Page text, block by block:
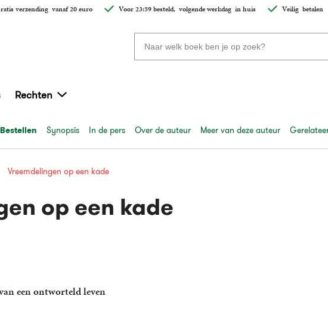
verzendingvanaf 20 euro Voor 23:59 besteld, volgende werkdagin huis Veiligbetalen
Zoeken
naar
Rechten
Bestellen Synopsis In de pers Over de auteur Meer van deze auteur
Vreemdelingen op een kade
op een kade
een ontworteld leven